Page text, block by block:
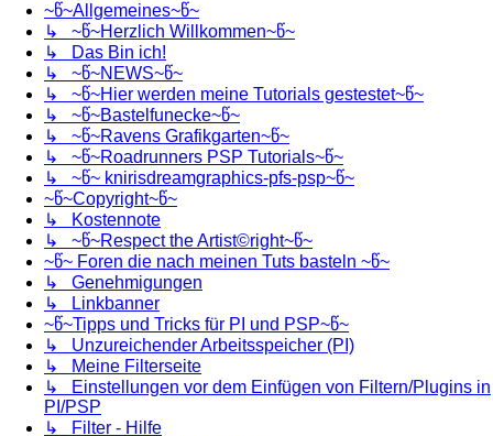
~წ~Allgemeines~წ~
↳ ~წ~Herzlich Willkommen~წ~
↳ Das Bin ich!
↳ ~წ~NEWS~წ~
↳ ~წ~Hier werden meine Tutorials gestestet~წ~
↳ ~წ~Bastelfunecke~წ~
↳ ~წ~Ravens Grafikgarten~წ~
↳ ~წ~Roadrunners PSP Tutorials~წ~
↳ ~წ~ knirisdreamgraphics-pfs-psp~წ~
~წ~Copyright~წ~
↳ Kostennote
↳ ~წ~Respect the Artist©right~წ~
~წ~ Foren die nach meinen Tuts basteln ~წ~
↳ Genehmigungen
↳ Linkbanner
~წ~Tipps und Tricks für PI und PSP~წ~
↳ Unzureichender Arbeitsspeicher (PI)
↳ Meine Filterseite
↳ Einstellungen vor dem Einfügen von Filtern/Plugins in
PI/PSP
↳ Filter - Hilfe